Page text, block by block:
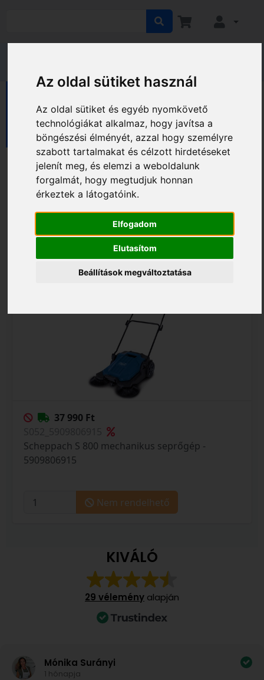
Az oldal sütiket használ
Az oldal sütiket és egyéb nyomkövető
technológiákat alkalmaz, hogy javítsa a
böngészési élményét, azzal hogy személyre
szabott tartalmakat és célzott hirdetéseket
jelenít meg, és elemzi a weboldalunk
forgalmát, hogy megtudjuk honnan
érkeztek a látogatóink.
Elfogadom
Elutasítom
Beállítások megváltoztatása
Háztartási eszközök
Tisztító eszközök
Seprőgépek
Seprőgépek
Gyártó és ár szerinti szűrés
37 990 Ft
Scheppach S 800 mechanikus seprőgép -
5909806915
Nem rendelhető
KIVÁLÓ
29 vélemény alapján
Mónika Surányi
1 hónapja